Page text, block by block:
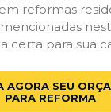
reformas
mencionadas
certa para sua
AGORA SEU
PARA REFORMA